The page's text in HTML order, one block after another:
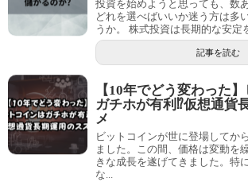
投資を始めようと思っても、数
どれを選べばいいか迷う方は多
うか。 株式投資は長期的な安定
記事を読む
【10年でどう変わった
ガチホが有利⁉仮想通貨
メ
ビットコインが世に登場してか
ました。この間、価格は変動を
きな成長を遂げてきました。特
な...